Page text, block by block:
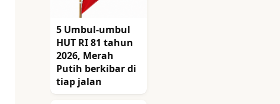
5 Umbul-umbul
HUT RI 81 tahun
2026, Merah
Putih berkibar di
tiap jalan